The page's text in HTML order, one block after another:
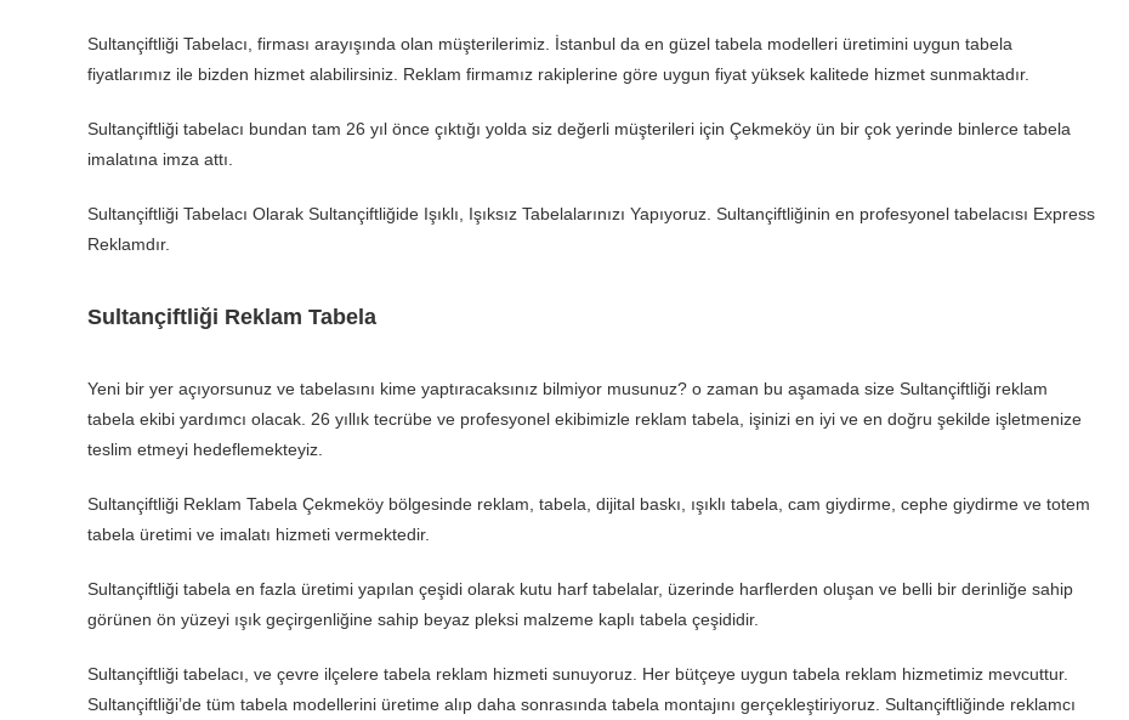
Sultançiftliği Tabelacı, firması arayışında olan müşterilerimiz. İstanbul da en güzel tabela modelleri üretimini uygun tabela
fiyatlarımız ile bizden hizmet alabilirsiniz. Reklam firmamız rakiplerine göre uygun fiyat yüksek kalitede hizmet sunmaktadır.
Sultançiftliği tabelacı bundan tam 26 yıl önce çıktığı yolda siz değerli müşterileri için Çekmeköy ün bir çok yerinde binlerce tabela
imalatına imza attı.
Sultançiftliği Tabelacı Olarak Sultançiftliğide Işıklı, Işıksız Tabelalarınızı Yapıyoruz. Sultançiftliğinin en profesyonel tabelacısı Express
Reklamdır.
Sultançiftliği Reklam Tabela
Yeni bir yer açıyorsunuz ve tabelasını kime yaptıracaksınız bilmiyor musunuz? o zaman bu aşamada size Sultançiftliği reklam
tabela ekibi yardımcı olacak. 26 yıllık tecrübe ve profesyonel ekibimizle reklam tabela, işinizi en iyi ve en doğru şekilde işletmenize
teslim etmeyi hedeflemekteyiz.
Sultançiftliği Reklam Tabela Çekmeköy bölgesinde reklam, tabela, dijital baskı, ışıklı tabela, cam giydirme, cephe giydirme ve totem
tabela üretimi ve imalatı hizmeti vermektedir.
Sultançiftliği tabela en fazla üretimi yapılan çeşidi olarak kutu harf tabelalar, üzerinde harflerden oluşan ve belli bir derinliğe sahip
görünen ön yüzeyi ışık geçirgenliğine sahip beyaz pleksi malzeme kaplı tabela çeşididir.
Sultançiftliği tabelacı, ve çevre ilçelere tabela reklam hizmeti sunuyoruz. Her bütçeye uygun tabela reklam hizmetimiz mevcuttur.
Sultançiftliği’de tüm tabela modellerini üretime alıp daha sonrasında tabela montajını gerçekleştiriyoruz. Sultançiftliğinde reklamcı